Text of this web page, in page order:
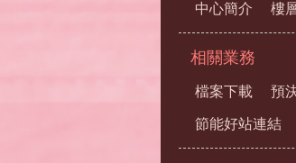
中心簡介 樓
相關業務
檔案下載 預
節能好站連結